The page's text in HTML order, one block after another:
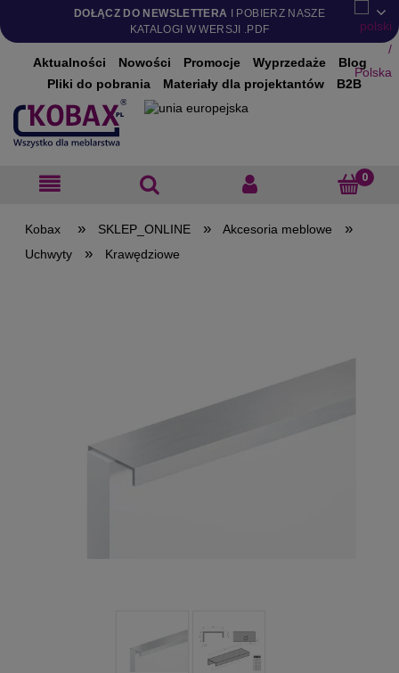
DOŁĄCZ DO NEWSLETTERA I POBIERZ NASZE
KATALOGI W WERSJI .PDF
Aktualności Nowości Promocje Wyprzedaże
Blog
Pliki do pobrania
Materiały dla projektantów B2B
» SKLEP_ONLINE » Akcesoria meblowe »
Uchwyty » Krawędziowe